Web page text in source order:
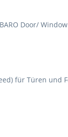
Door/
für Türen und